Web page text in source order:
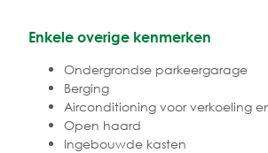
Enkele overige kenmerken
Ondergrondse parkeergarage
Berging
Airconditioning voor verkoeling
Open haard
Ingebouwde kasten